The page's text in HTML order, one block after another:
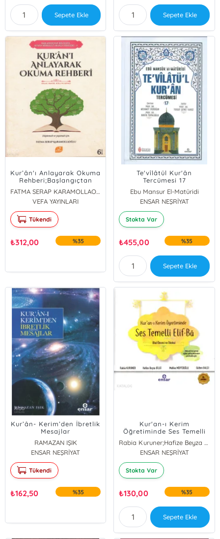
Sepete Ekle Sepete Ekle
Kur’ân'ı Anlayarak Okuma
Rehberi;Başlangıçtan
Belâgata Kur'ân Merkezli
Arapça Dersleri - 2
FATMA SERAP KARAMOLLAOĞLU
VEFA YAYINLARI
Tükendi
₺312,00 %35
Te'vîlâtül Kur'ân
Tercümesi 17
Ebu Mansur El-Matüridi
ENSAR NEŞRİYAT
Stokta Var
₺455,00 %35
Sepete Ekle
Kur’ân- Kerim’den İbretlik
Mesajlar
RAMAZAN IŞIK
ENSAR NEŞRİYAT
Tükendi
₺162,50 %35
Kur'an-ı Kerim
Öğretiminde Ses Temelli
Elif-Ba; Okul Öncesi ve
İkokul
Rabia Kuruner;Hafize Beyza Bilgi;Melike Müftüoğlu;Gülten Balcı
ENSAR NEŞRİYAT
Stokta Var
₺130,00 %35
Sepete Ekle